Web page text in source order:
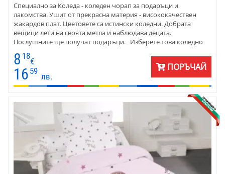
Специално за Коледа - коледен чорап за подаръци и
лакомства. Ушит от прекрасна материя - висококачествен
жакардов плат. Цветовете са истински коледни. Добрата
вещици лети на своята метла и наблюдава децата.
Послушните ще получат подаръци. Изберете това коледно
чорапче и нека духът на Коледа и Нова година са с вас
завинаги!
8 18
€
16 59
лв.
ПОРЪЧАЙ